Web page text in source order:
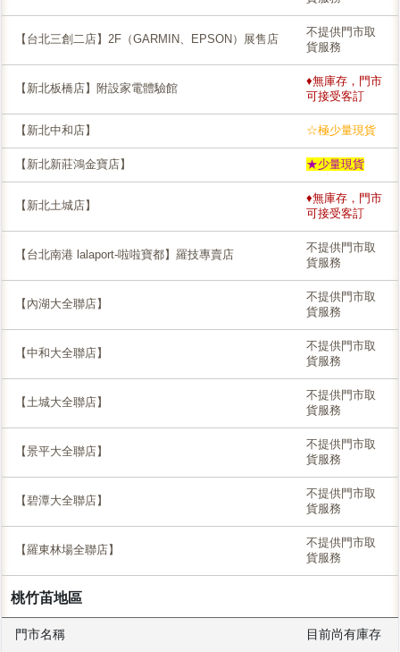
【台北三創二店】2F（GARMIN、EPSON）展售店
不提供門市取
貨服務
【新北板橋店】附設家電體驗館
♦無庫存，門市
可接受客訂
【新北中和店】 ☆極少量現貨
【新北新莊鴻金寶店】 ★少量現貨
【新北土城店】
♦無庫存，門市
可接受客訂
【台北南港 lalaport-啦啦寶都】羅技專賣店
不提供門市取
貨服務
【內湖大全聯店】
不提供門市取
貨服務
【中和大全聯店】
不提供門市取
貨服務
【土城大全聯店】
不提供門市取
貨服務
【景平大全聯店】
不提供門市取
貨服務
【碧潭大全聯店】
不提供門市取
貨服務
【羅東林場全聯店】
不提供門市取
貨服務
桃竹苖地區
門市名稱 目前尚有庫存